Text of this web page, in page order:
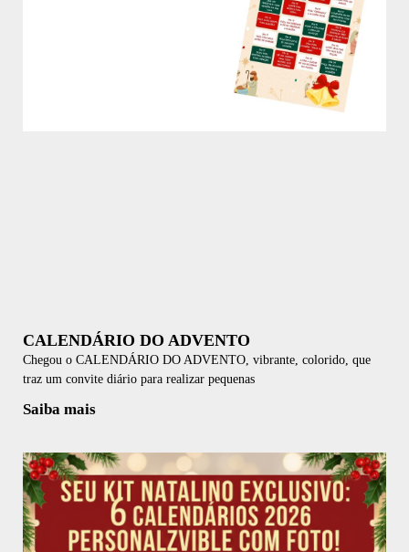
CALENDÁRIO DO ADVENTO
Chegou o CALENDÁRIO DO ADVENTO, vibrante, colorido, que
traz um convite diário para realizar pequenas
Saiba mais